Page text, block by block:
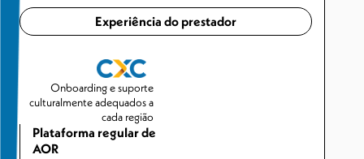
Experiência do prestador
Onboarding e suporte
culturalmente adequados a
cada região
Plataforma regular de
AOR